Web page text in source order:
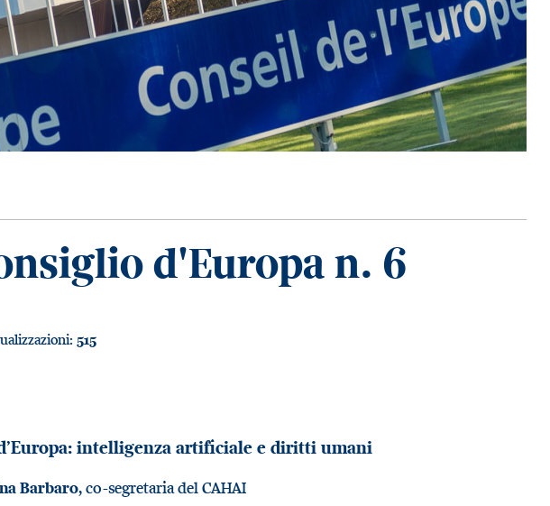
d'Europa n. 6
515
intelligenza artificiale e diritti umani
Barbaro, co-segretaria del CAHAI